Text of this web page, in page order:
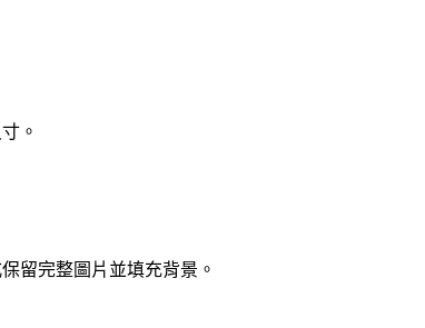
。
留完整圖片並填充背景。